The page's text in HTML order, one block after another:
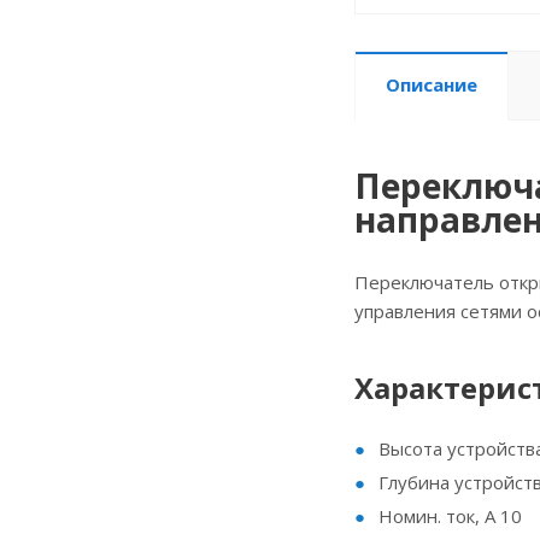
Описание
Переключатель
управления сетями
Высота
Глубина
Номин. ток, А 10